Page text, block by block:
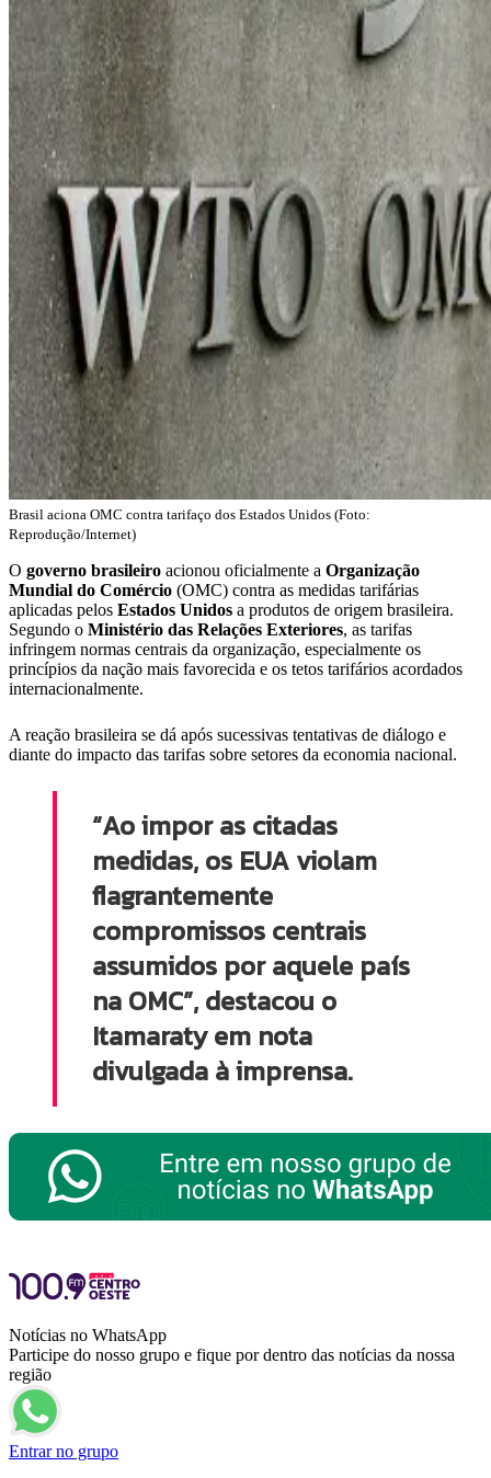
Brasil aciona OMC contra tarifaço dos Estados Unidos (Foto:
Reprodução/Internet)
O governo brasileiro acionou oficialmente a Organização
Mundial do Comércio (OMC) contra as medidas tarifárias
aplicadas pelos Estados Unidos a produtos de origem brasileira.
Segundo o Ministério das Relações Exteriores, as tarifas
infringem normas centrais da organização, especialmente os
princípios da nação mais favorecida e os tetos tarifários acordados
internacionalmente.
A reação brasileira se dá após sucessivas tentativas de diálogo e
diante do impacto das tarifas sobre setores da economia nacional.
“Ao impor as citadas
medidas, os EUA violam
flagrantemente
compromissos centrais
assumidos por aquele país
na OMC”, destacou o
Itamaraty em nota
divulgada à imprensa.
Notícias no WhatsApp
Participe do nosso grupo e fique por dentro das notícias da nossa
região
Entrar no grupo